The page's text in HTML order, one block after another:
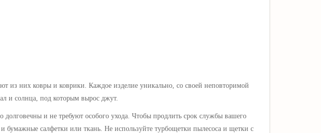
из них ковры и коврики. Каждое изделие уникально, со своей неповторимой
и солнца, под которым вырос джут.
и не требуют особого ухода. Чтобы продлить срок службы вашего
бумажные салфетки или ткань. Не используйте турбощетки пылесоса и щетки с